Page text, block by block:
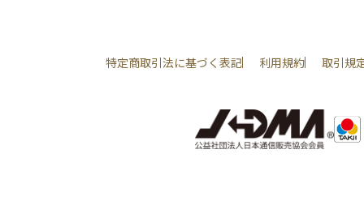
特定商取引法に基づく表記 利用規約 取引規